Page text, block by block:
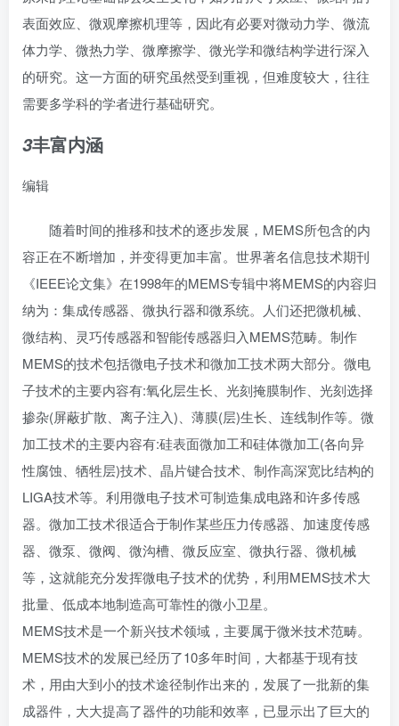
表面效应、微观摩擦机理等，因此有必要对微动力学、微流
体力学、微热力学、微摩擦学 微光学和微结构学进行深入
的研究。这一方面的研究虽然受到重视，但难度较大，往往
需要多学科的学者进行基础研究。
3丰富内涵
编辑
随着时间的推移和技术的逐步发展，MEMS所包含的内
容正在不断增加，并变得更加丰富。世界著名信息技术期刊
《IEEE论文集》在1998年的MEMS专辑中将MEMS的内容归
纳为：集成传感器、微执行器和微系统。人们还把微机械、
微结构、灵巧传感器和智能传感器归入MEMS范畴。制作
MEMS的技术包括微电子技术和微加工技术两大部分。微电
子技术的主要内容有:氧化层生长、光刻掩膜制作、光刻选择
掺杂(屏蔽扩散、离子注入)、薄膜(层)生长、连线制作等。微
加工技术的主要内容有:硅表面微加工和硅体微加工(各向异
性腐蚀、牺牲层)技术、晶片键合技术、制作高深宽比结构的
LIGA技术等。利用微电子技术可制造集成电路和许多传感
器。微加工技术很适合于制作某些压力传感器
加速度传感
器 、微泵、微阀、微沟槽、微反应室、微执行器、微机械
等，这就能充分发挥微电子技术的优势，利用MEMS技术大
批量、低成本地制造高可靠性的微小卫星。
MEMS技术是一个新兴技术领域，主要属于微米技术范畴。
MEMS技术的发展已经历了10多年时间，大都基于现有技
术，用由大到小的技术途径制作出来的，发展了一批新的集
成器件，大大提高了器件的功能和效率，已显示出了巨大的